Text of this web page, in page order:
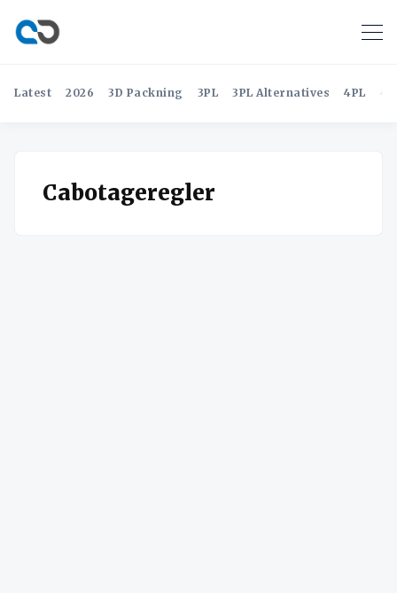
Latest 2026 3D Packning 3PL 3PL Alternatives 4PL
Cabotageregler